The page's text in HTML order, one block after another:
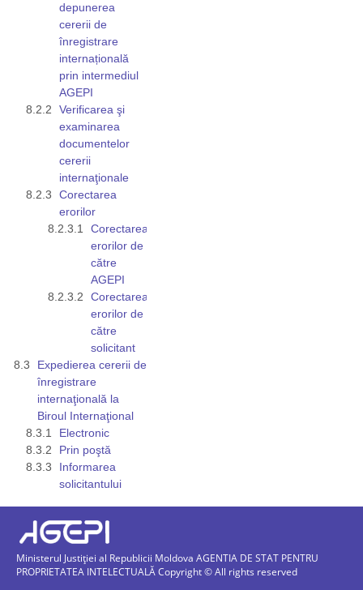
depunerea
cererii de
înregistrare
internațională
prin intermediul
AGEPI
Verificarea şi
examinarea
documentelor
cererii
internaţionale
Corectarea
erorilor
Corectarea
erorilor de
către
AGEPI
Corectarea
erorilor de
către
solicitant
Expedierea cererii de
înregistrare
internaţională la
Biroul Internaţional
Electronic
Prin poştă
Informarea
solicitantului
Ministerul Justiției al Republicii Moldova AGENTIA DE STAT PENTRU
PROPRIETATEA INTELECTUALĂ Copyright © All rights reserved